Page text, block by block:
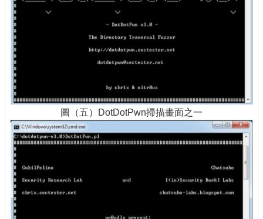
圖（五）DotDotPwn掃描畫面之一